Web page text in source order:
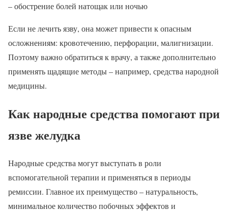
– обострение болей натощак или ночью
Если не лечить язву, она может привести к опасным
осложнениям: кровотечению, перфорации, малигнизации.
Поэтому важно обратиться к врачу, а также дополнительно
применять щадящие методы – например, средства народной
медицины.
Как народные средства помогают при
язве желудка
Народные средства могут выступать в роли
вспомогательной терапии и применяться в периоды
ремиссии. Главное их преимущество – натуральность,
минимальное количество побочных эффектов и